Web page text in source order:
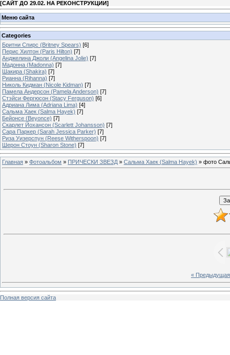
[САЙТ ДО 29.02. НА РЕКОНСТРУКЦИИ]
Меню сайта
Categories
Бритни Спирс (Britney Spears) [6]
Перис Хилтон (Paris Hilton) [7]
Анджелина Джоли (Angelina Jolie) [7]
Мадонна (Madonna) [7]
Шакира (Shakira) [7]
Рианна (Rihanna) [7]
Николь Кидман (Nicole Kidman) [7]
Памела Андерсон (Pamela Anderson) [7]
Стэйси Фергюсон (Stacy Ferguson) [6]
Адриана Лима (Adriana Lima) [4]
Сальма Хаек (Salma Hayek) [7]
Бейонсе (Beyonce) [7]
Скарлет Йохансон (Scarlett Johansson) [7]
Сара Паркер (Sarah Jessica Parker) [7]
Риза Уизерспун (Reese Witherspoon) [7]
Шерон Стоун (Sharon Stone) [7]
Главная » Фотоальбом » ПРИЧЕСКИ ЗВЕЗД » Сальма Хаек (Salma Hayek) » фото
« Предыдущая
Полная версия сайта